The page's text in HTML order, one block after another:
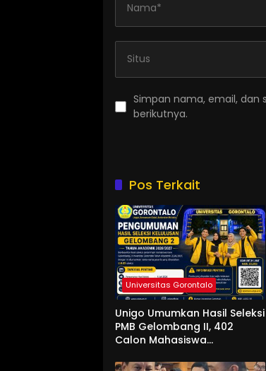
Simpan nama, email, dan
berikutnya.
Pos Terkait
Universitas Gorontalo
Unigo Umumkan Hasil Seleksi
PMB Gelombang II, 402
Calon Mahasiswa